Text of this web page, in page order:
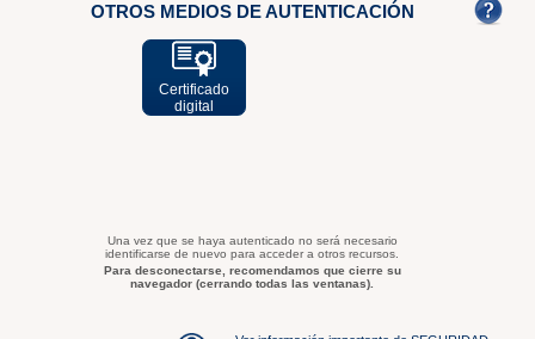
OTROS MEDIOS DE AUTENTICACIÓN
Certificado
digital
Una vez que se haya autenticado no será necesario
identificarse de nuevo para acceder a otros recursos.
Para desconectarse, recomendamos que cierre su
navegador (cerrando todas las ventanas).